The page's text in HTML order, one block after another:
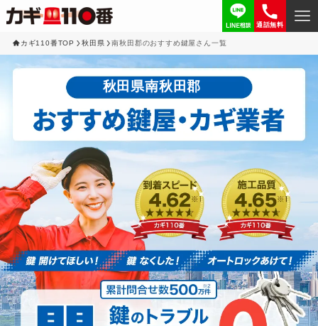
通話無料
カギ110番TOP 秋田県 南秋田郡のおすすめ鍵屋さん一覧
秋田県南秋田郡